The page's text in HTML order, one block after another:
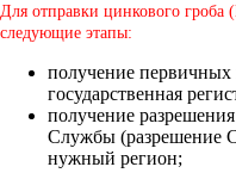
Для отправки цинкового гроба
следующие этапы:
получение
государственная
получение
Службы (разрешение
нужный регион;